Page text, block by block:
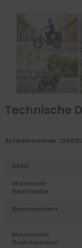
Technische
Artikelnummer:
Akku
Maximale
Reichweite
Bremssystem
Maximales
Drehmoment